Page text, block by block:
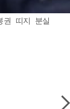
권 띠지 분실